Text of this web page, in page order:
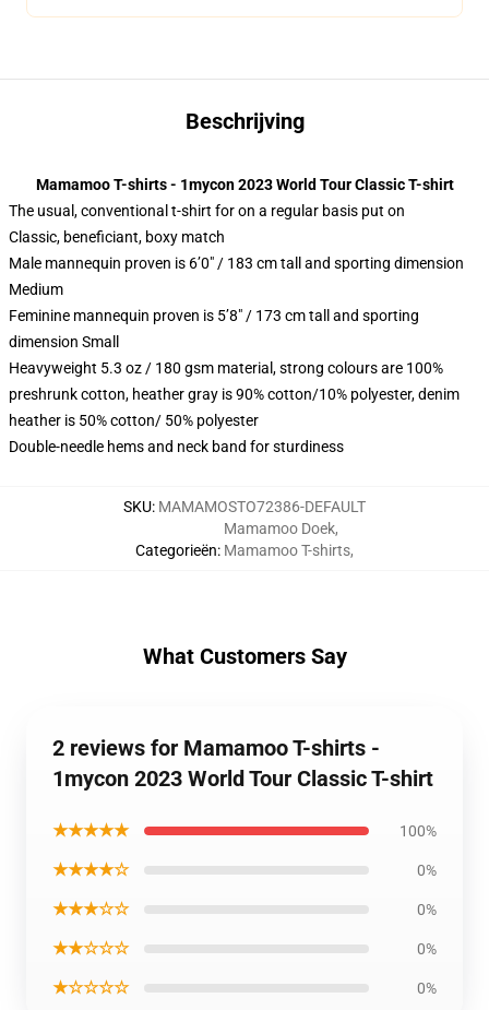
Beschrijving
Mamamoo T-shirts - 1mycon 2023 World Tour Classic T-shirt
The usual, conventional t-shirt for on a regular basis put on
Classic, beneficiant, boxy match
Male mannequin proven is 6’0″ / 183 cm tall and sporting dimension
Medium
Feminine mannequin proven is 5’8″ / 173 cm tall and sporting
dimension Small
Heavyweight 5.3 oz / 180 gsm material, strong colours are 100%
preshrunk cotton, heather gray is 90% cotton/10% polyester, denim
heather is 50% cotton/ 50% polyester
Double-needle hems and neck band for sturdiness
SKU: MAMAMOSTO72386-DEFAULT
Categorieën:
Mamamoo Doek,
Mamamoo T-shirts,
What Customers Say
2 reviews for Mamamoo T-shirts -
1mycon 2023 World Tour Classic T-shirt
★★★★★ 100%
★★★★☆ 0%
★★★☆☆ 0%
★★☆☆☆ 0%
★☆☆☆☆ 0%